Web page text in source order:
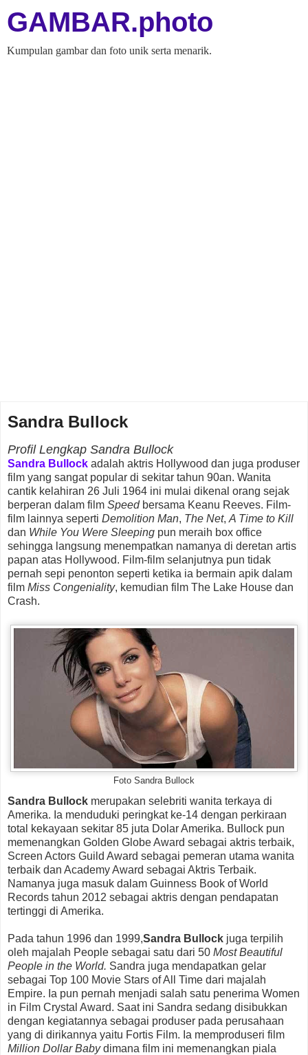
GAMBAR.photo
Kumpulan gambar dan foto unik serta menarik.
Sandra Bullock
Profil Lengkap Sandra Bullock
Sandra Bullock adalah aktris Hollywood dan juga produser
film yang sangat popular di sekitar tahun 90an. Wanita
cantik kelahiran 26 Juli 1964 ini mulai dikenal orang sejak
berperan dalam film Speedbersama Keanu Reeves. Film-
film lainnya seperti Demolition Man, The Net, A Time to Kill
dan While You Were Sleeping pun meraih box office
sehingga langsung menempatkan namanya di deretan artis
papan atas Hollywood. Film-film selanjutnya pun tidak
pernah sepi penonton seperti ketika ia bermain apik dalam
film Miss Congeniality, kemudian film The Lake House dan
Crash.
Foto Sandra Bullock
Sandra Bullock merupakan selebriti wanita terkaya di
Amerika. Ia menduduki peringkat ke-14 dengan perkiraan
total kekayaan sekitar 85 juta Dolar Amerika. Bullock pun
memenangkan Golden Globe Award sebagai aktris terbaik,
Screen Actors Guild Award sebagai pemeran utama wanita
terbaik dan Academy Award sebagai Aktris Terbaik.
Namanya juga masuk dalam Guinness Book of World
Records tahun 2012 sebagai aktris dengan pendapatan
tertinggi di Amerika.
Pada tahun 1996 dan 1999,Sandra Bullock juga terpilih
oleh majalah People sebagai satu dari 50 Most Beautiful
People in the World. Sandra juga mendapatkan gelar
sebagai Top 100 Movie Stars of All Time dari majalah
Empire. Ia pun pernah menjadi salah satu penerima Women
in Film Crystal Award. Saat ini Sandra sedang disibukkan
dengan kegiatannya sebagai produser pada perusahaan
yang di dirikannya yaitu Fortis Film. Ia memproduseri film
Million Dollar Babydimana film ini memenangkan piala